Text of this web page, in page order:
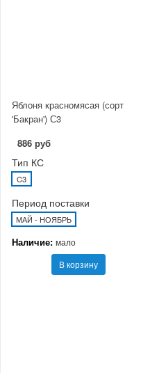
Яблоня красномясая (сорт
'Бакран') С3
886 руб
Тип КС
C3
Период поставки
МАЙ - НОЯБРЬ
Наличие: мало
В корзину